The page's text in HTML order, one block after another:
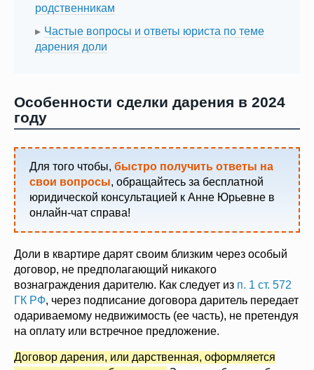
родственникам
Частые вопросы и ответы юриста по теме
дарения доли
Особенности сделки дарения в 2024
году
Для того чтобы, быстро получить ответы на
свои вопросы, обращайтесь за бесплатной
юридической консультацией к Анне Юрьевне в
онлайн-чат справа!
Доли в квартире дарят своим близким через особый
договор, не предполагающий никакого
вознаграждения дарителю. Как следует из п. 1 ст. 572
ГК РФ, через подписание договора даритель передает
одариваемому недвижимость (ее часть), не претендуя
на оплату или встречное предложение.
Договор дарения, или дарственная, оформляется